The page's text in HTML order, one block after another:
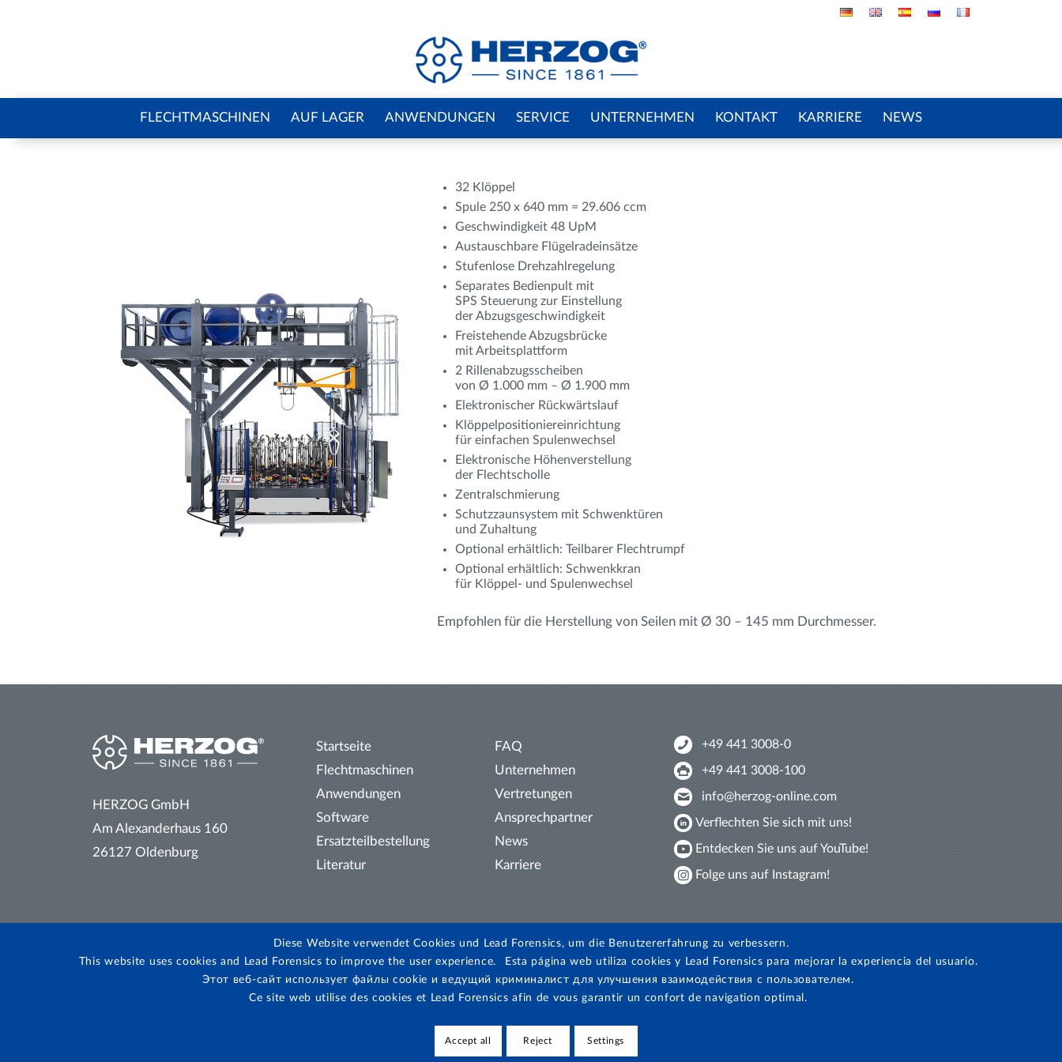
FLECHTMASCHINEN AUF LAGER ANWENDUNGEN SERVICE UNTERNEHMEN KONTAKT KARRIERE NEWS
32 Klöppel
Spule 250 x 640 mm = 29.606 ccm
Geschwindigkeit 48 UpM
Austauschbare Flügelradeinsätze
Stufenlose Drehzahlregelung
Separates Bedienpult mit
SPS Steuerung zur Einstellung
der Abzugsgeschwindigkeit
Freistehende Abzugsbrücke
mit Arbeitsplattform
2 Rillenabzugsscheiben
von Ø 1.000 mm – Ø 1.900 mm
Elektronischer Rückwärtslauf
Klöppelpositioniereinrichtung
für einfachen Spulenwechsel
Elektronische Höhenverstellung
der Flechtscholle
Zentralschmierung
Schutzzaunsystem mit Schwenktüren
und Zuhaltung
Optional erhältlich: Teilbarer Flechtrumpf
Optional erhältlich: Schwenkkran
für Klöppel- und Spulenwechsel
Empfohlen für die Herstellung von Seilen mit Ø 30 – 145 mm Durchmesser.
HERZOG GmbH
Am Alexanderhaus 160
26127 Oldenburg
Startseite
Flechtmaschinen
Anwendungen
Software
Ersatzteil­bestellung
Literatur
FAQ
Unternehmen
Vertretungen
Ansprechpartner
News
Karriere
+49 441 3008-0
+49 441 3008-100
info@herzog-online.com
Verflechten Sie sich mit uns!
Entdecken Sie uns auf YouTube!
Folge uns auf Instagram!
Impressum Datenschutz Hinweisgeberschutz
Diese Website verwendet Cookies und Lead Forensics, um die Benutzererfahrung zu verbessern.
This website uses cookies and Lead Forensics to improve the user experience.
Esta página web utiliza cookies y Lead Forensics para mejorar la experiencia del usuario.
Этот веб-сайт использует файлы cookie и ведущий криминалист для улучшения взаимодействия с пользователем.
Ce site web utilise des cookies et Lead Forensics afin de vous garantir un confort de navigation optimal.
Accept all Reject Settings